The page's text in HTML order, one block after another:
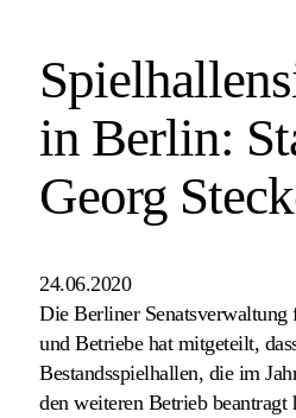
in Berlin:
Georg
24.06.2020
Die Berliner
und Betriebe hat mitgeteilt,
Bestandsspielhallen, die im
den weiteren Betrieb